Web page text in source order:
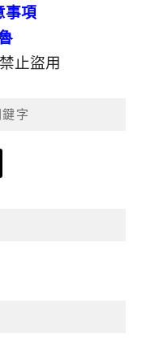
事項
止盜用
字